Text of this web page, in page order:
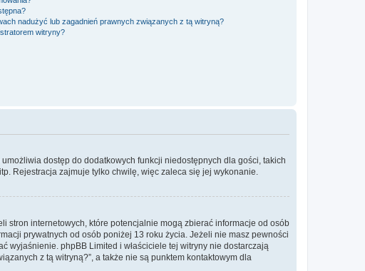
nadużyć lub zagadnień prawnych związanych z tą witryną?
witryny?
dostęp do dodatkowych funkcji niedostępnych dla gości, takich
Rejestracja zajmuje tylko chwilę, więc zaleca się jej wykonanie.
stron internetowych, które potencjalnie mogą zbierać informacje od osób
prywatnych od osób poniżej 13 roku życia. Jeżeli nie masz pewności
wyjaśnienie. phpBB Limited i właściciele tej witryny nie dostarczają
z tą witryną?”, a także nie są punktem kontaktowym dla